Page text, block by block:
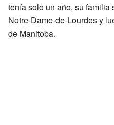
tenía solo un año, su familia
Notre-Dame-de-Lourdes y
de Manitoba.